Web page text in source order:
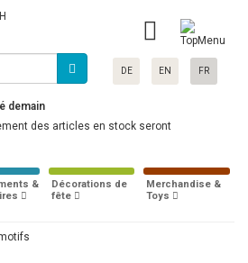
DE EN FR
demain
des articles en stock seront
&
Décorations de
fête
Merchandise &
Toys